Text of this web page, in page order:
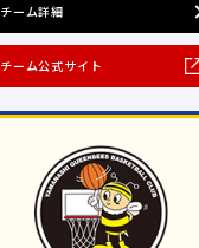
チーム詳細
チーム公式サイト